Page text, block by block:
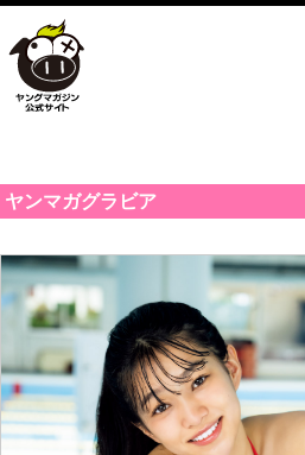
ヤンマガグラビア